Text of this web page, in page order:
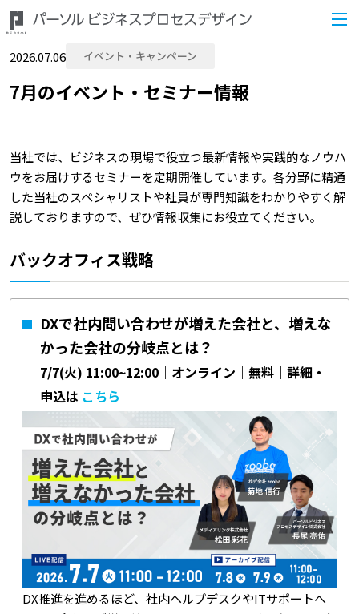
2026.07.06 イベント・キャンペーン
7月のイベント・セミナー情報
当社では、ビジネスの現場で役立つ最新情報や実践的なノウハ
ウをお届けするセミナーを定期開催しています。各分野に精通
した当社のスペシャリストや社員が専門知識をわかりやすく解
説しておりますので、ぜひ情報収集にお役立てください。
バックオフィス戦略
DXで社内問い合わせが増えた会社と、増えな
かった会社の分岐点とは？
7/7(火) 11:00~12:00｜オンライン｜無料｜詳細・
申込は こちら
DX推進を進めるほど、社内ヘルプデスクやITサポートへ